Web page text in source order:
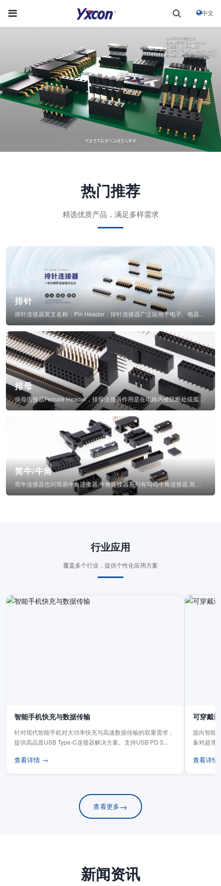
中文
热门推荐
精选优质产品，满足多样需求
排针
排母
排母连接器Female Header，排母连接器作用是在电路内被阻断处或孤立不通...
简牛/牛角
行业应用
覆盖多个行业，提供个性化应用方案
智能手机快充与数据传输
针对现代智能手机对大功率快充与高速数据传输的双重需求，
提供高品质USB Type-C连接器解决方案。支持USB PD 3...
查看详情 →
可穿戴
面向智能
备对超薄
查看详
查看更多→
新闻资讯